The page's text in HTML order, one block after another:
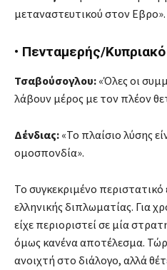
μεταναστευτικού στον Εβρο».
• Πενταμερής/Κυπριακό
Τσαβούσογλου: «Όλες οι
λάβουν μέρος με τον πλέον
Δένδιας: «Το πλαίσιο λύσης
ομοσπονδία».
Το συγκεκριμένο
ελληνικής διπλωματίας. Για
είχε περιοριστεί σε μία
όμως κανένα αποτέλεσμα.
ανοιχτή στο διάλογο, αλλά